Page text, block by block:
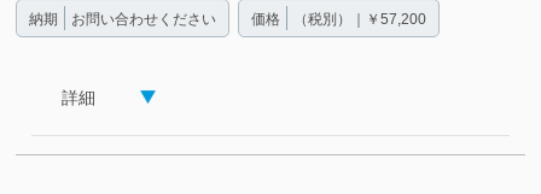
納期 お問い合わせください 価格 （税別）｜￥57,200
詳細